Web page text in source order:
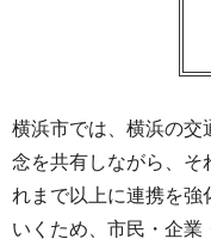
横浜市では、横浜の交
念を共有しながら、そ
れまで以上に連携を強
いくため、市民・企